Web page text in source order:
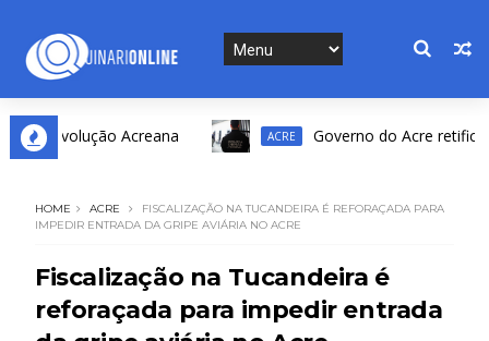
Acreana ACRE Governo do Acre retifica
HOME ACRE
FISCALIZAÇÃO NA TUCANDEIRA É REFORAÇADA PARA
IMPEDIR ENTRADA DA GRIPE AVIÁRIA NO ACRE
Fiscalização na Tucandeira é
reforaçada para impedir entrada